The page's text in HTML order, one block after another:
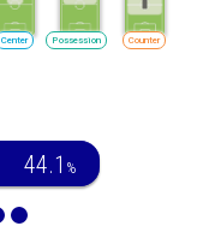
Center Possession Counter
44.1 %